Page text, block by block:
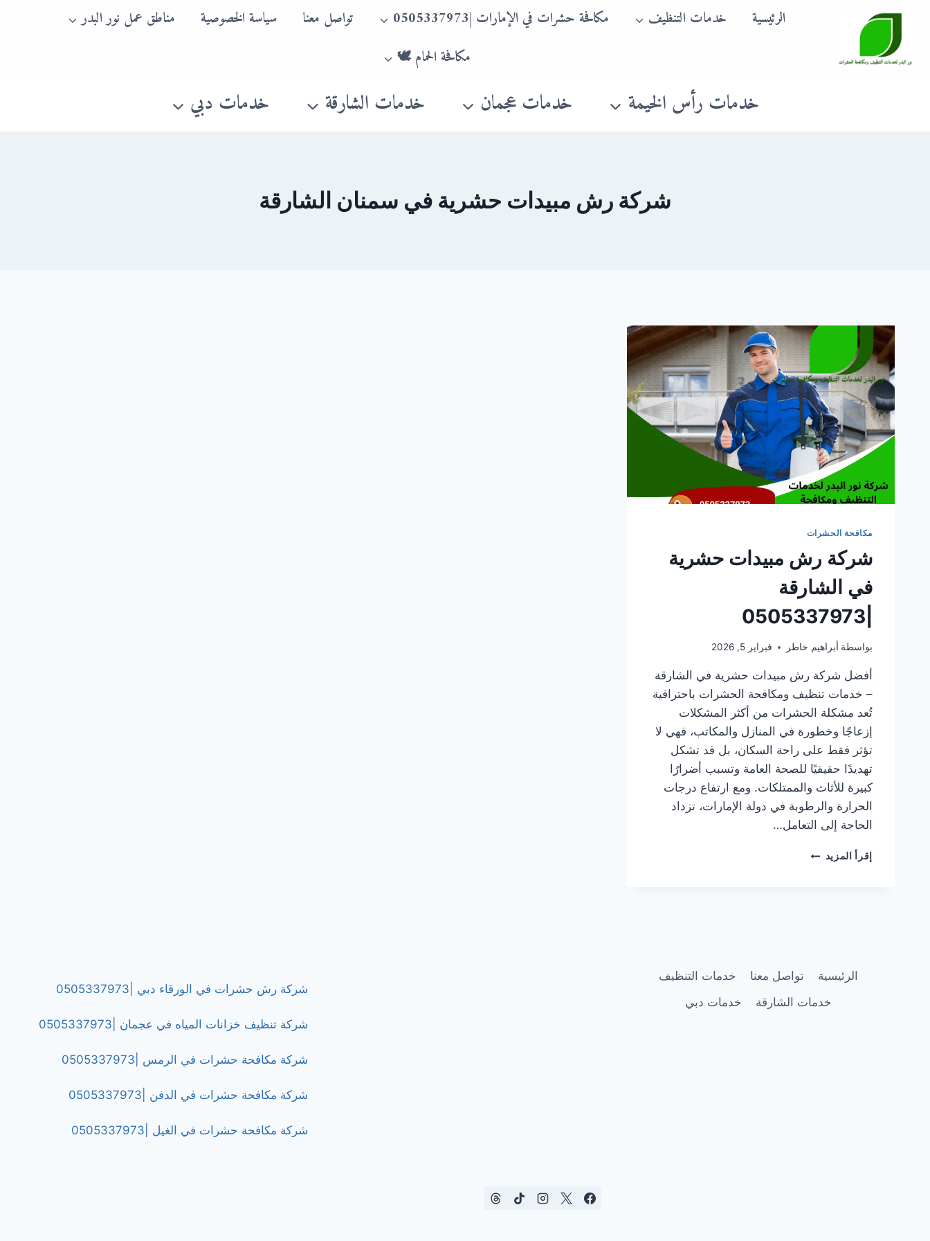
المحتوى
الرئيسية خدمات التنظيف مكافحة حشرات في الإمارات |0505337973 تواصل معنا سياسة الخصوصية
مناطق عمل نور البدر
مكافحة الحمام 🕊
خدمات رأس الخيمة خدمات عجمان خدمات الشارقة خدمات دبي
شركة رش مبيدات حشرية في سمنان الشارقة
مكافحة الحشرات
شركة رش مبيدات حشرية
في الشارقة
بواسطة أبراهيم خاطر فبراير 5, 2026
أفضل شركة رش مبيدات حشرية في الشارقة
– خدمات تنظيف ومكافحة الحشرات باحترافية
تُعد مشكلة الحشرات من أكثر المشكلات
إزعاجًا وخطورة في المنازل والمكاتب، فهي لا
تؤثر فقط على راحة السكان، بل قد تشكل
تهديدًا حقيقيًا للصحة العامة وتسبب أضرارًا
كبيرة للأثاث والممتلكات. ومع ارتفاع درجات
الحرارة والرطوبة في دولة الإمارات، تزداد
الحاجة إلى التعامل…
إقرأ المزيد شركة
الرئيسية تواصل معنا
خدمات التنظيف
خدمات الشارقة
خدمات دبي
شركة رش حشرات في الورقاء دبي |0505337973
شركة تنظيف خزانات المياه في عجمان |0505337973
شركة مكافحة حشرات في الرمس |0505337973
شركة مكافحة حشرات في الدفن |0505337973
شركة مكافحة حشرات في الغيل |0505337973